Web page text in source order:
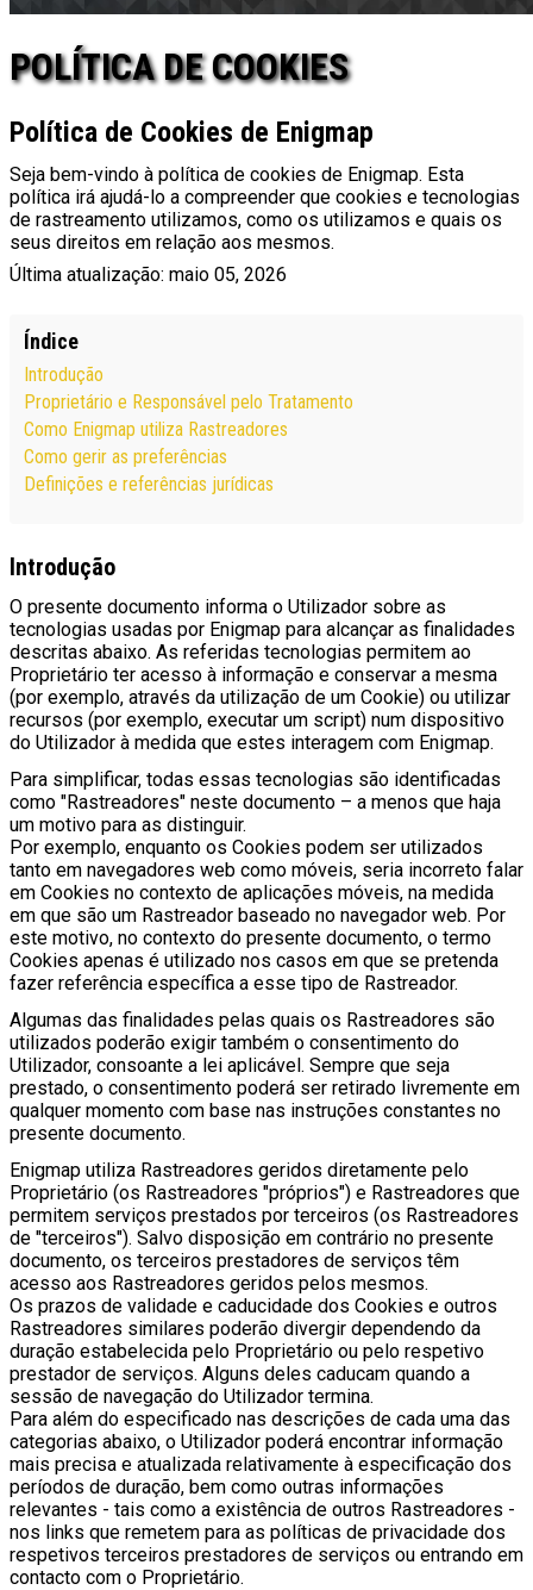
POLÍTICA DE COOKIES
Política de Cookies de Enigmap
Seja bem-vindo à política de cookies de Enigmap. Esta
política irá ajudá-lo a compreender que cookies e tecnologias
de rastreamento utilizamos, como os utilizamos e quais os
seus direitos em relação aos mesmos.
Última atualização: maio 05, 2026
Índice
Introdução
Proprietário e Responsável pelo Tratamento
Como Enigmap utiliza Rastreadores
Como gerir as preferências
Definições e referências jurídicas
Introdução
O presente documento informa o Utilizador sobre as
tecnologias usadas por Enigmap para alcançar as finalidades
descritas abaixo. As referidas tecnologias permitem ao
Proprietário ter acesso à informação e conservar a mesma
(por exemplo, através da utilização de um Cookie) ou utilizar
recursos (por exemplo, executar um script) num dispositivo
do Utilizador à medida que estes interagem com Enigmap.
Para simplificar, todas essas tecnologias são identificadas
como "Rastreadores" neste documento – a menos que haja
um motivo para as distinguir.
Por exemplo, enquanto os Cookies podem ser utilizados
tanto em navegadores web como móveis, seria incorreto falar
em Cookies no contexto de aplicações móveis, na medida
em que são um Rastreador baseado no navegador web. Por
este motivo, no contexto do presente documento, o termo
Cookies apenas é utilizado nos casos em que se pretenda
fazer referência específica a esse tipo de Rastreador.
Algumas das finalidades pelas quais os Rastreadores são
utilizados poderão exigir também o consentimento do
Utilizador, consoante a lei aplicável. Sempre que seja
prestado, o consentimento poderá ser retirado livremente em
qualquer momento com base nas instruções constantes no
presente documento.
Enigmap utiliza Rastreadores geridos diretamente pelo
Proprietário (os Rastreadores "próprios") e Rastreadores que
permitem serviços prestados por terceiros (os Rastreadores
de "terceiros"). Salvo disposição em contrário no presente
documento, os terceiros prestadores de serviços têm
acesso aos Rastreadores geridos pelos mesmos.
Os prazos de validade e caducidade dos Cookies e outros
Rastreadores similares poderão divergir dependendo da
duração estabelecida pelo Proprietário ou pelo respetivo
prestador de serviços. Alguns deles caducam quando a
sessão de navegação do Utilizador termina.
Para além do especificado nas descrições de cada uma das
categorias abaixo, o Utilizador poderá encontrar informação
mais precisa e atualizada relativamente à especificação dos
períodos de duração, bem como outras informações
relevantes - tais como a existência de outros Rastreadores -
nos links que remetem para as políticas de privacidade dos
respetivos terceiros prestadores de serviços ou entrando em
contacto com o Proprietário.